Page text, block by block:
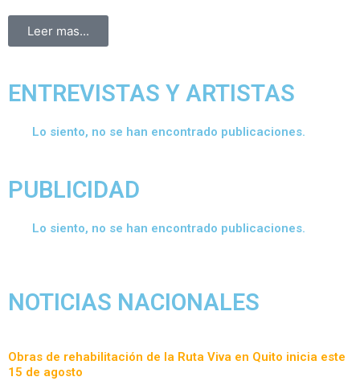
Leer mas...
ENTREVISTAS Y ARTISTAS
Lo siento, no se han encontrado publicaciones.
PUBLICIDAD
Lo siento, no se han encontrado publicaciones.
NOTICIAS NACIONALES
Obras de rehabilitación de la Ruta Viva en Quito inicia este
15 de agosto